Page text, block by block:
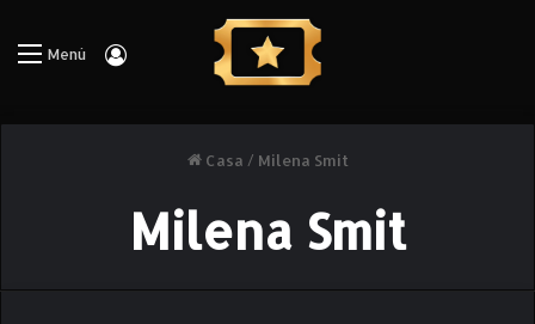
Menú Iniciar Sesión
Casa / Milena Smit
Milena Smit